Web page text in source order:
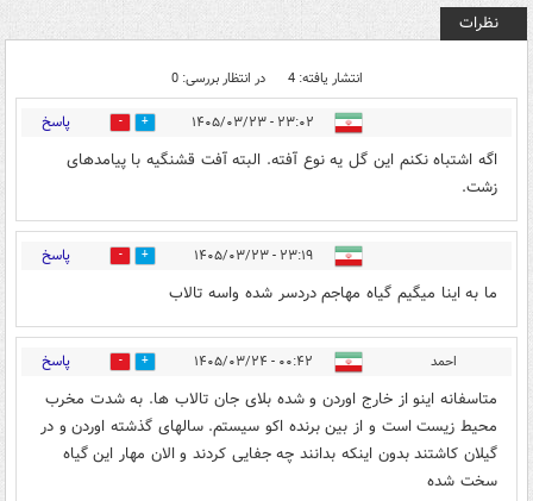
نظرات
انتشار یافته: 4 در انتظار بررسی: 0
۲۳:۰۲ - ۱۴۰۵/۰۳/۲۳ 3 پاسخ
اگه اشتباه نکنم این گل یه نوع آفته. البته آفت قشنگیه با پیامدهای
زشت.
۲۳:۱۹ - ۱۴۰۵/۰۳/۲۳ 2 پاسخ
ما به اینا میگیم گیاه مهاجم دردسر شده واسه تالاب
احمد ۰۰:۴۲ - ۱۴۰۵/۰۳/۲۴ 0 پاسخ
متاسفانه اینو از خارج اوردن و شده بلای جان تالاب ها. به شدت مخرب
محیط زیست است و از بین برنده اکو سیستم. سالهای گذشته اوردن و در
گیلان کاشتند بدون اینکه بدانند چه جفایی کردند و الان مهار این گیاه
سخت شده